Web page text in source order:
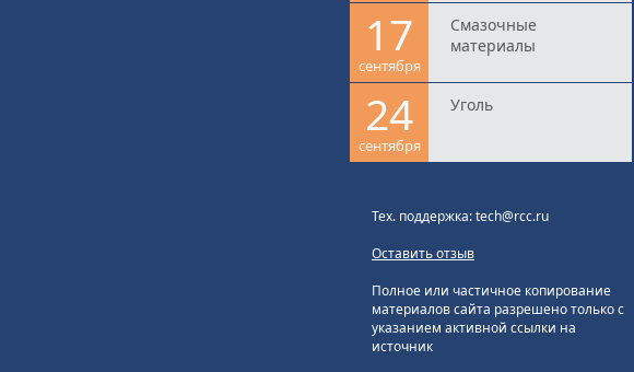
17
сентября
Смазочные
материалы
24
сентября
Уголь
Тех. поддержка: tech@rcc.ru
Оставить отзыв
Полное или частичное копирование
материалов сайта разрешено только с
указанием активной ссылки на
источник